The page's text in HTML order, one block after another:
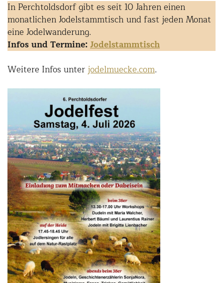
In Perchtoldsdorf gibt es seit 10 Jahren einen
monatlichen Jodelstammtisch und fast jeden Monat
eine Jodelwanderung.
Infos und Termine: Jodelstammtisch
Weitere Infos unter jodelmuecke.com.